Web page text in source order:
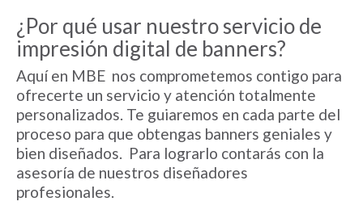
¿Por qué usar nuestro servicio de
impresión digital de banners?
Aquí en MBE nos comprometemos contigo para
ofrecerte un servicio y atención totalmente
personalizados. Te guiaremos en cada parte del
proceso para que obtengas banners geniales y
bien diseñados. Para lograrlo contarás con la
asesoría de nuestros diseñadores
profesionales.